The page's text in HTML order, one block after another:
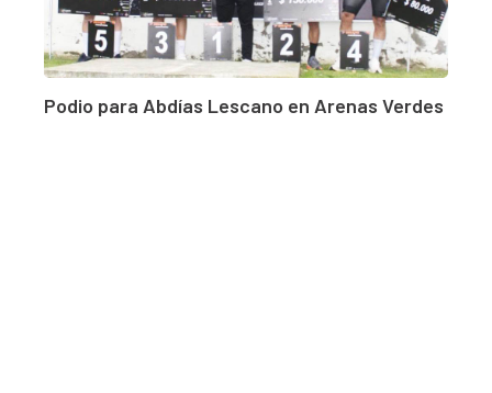
Podio para Abdías Lescano en Arenas Verdes